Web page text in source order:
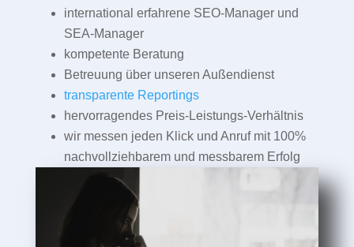
international erfahrene SEO-Manager und
SEA-Manager
kompetente Beratung
Betreuung über unseren Außendienst
transparente Reportings
hervorragendes Preis-Leistungs-Verhältnis
wir messen jeden Klick und Anruf mit 100%
nachvollziehbarem und messbarem Erfolg